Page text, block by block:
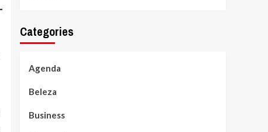
Categories
Agenda
Beleza
Business